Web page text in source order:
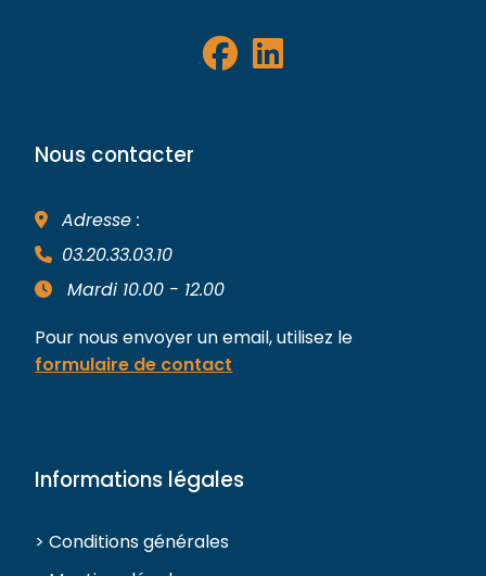
Nous contacter
Adresse :
03.20.33.03.10
Mardi 10.00 - 12.00
Pour nous envoyer un email, utilisez le
formulaire de contact
Informations légales
> Conditions générales